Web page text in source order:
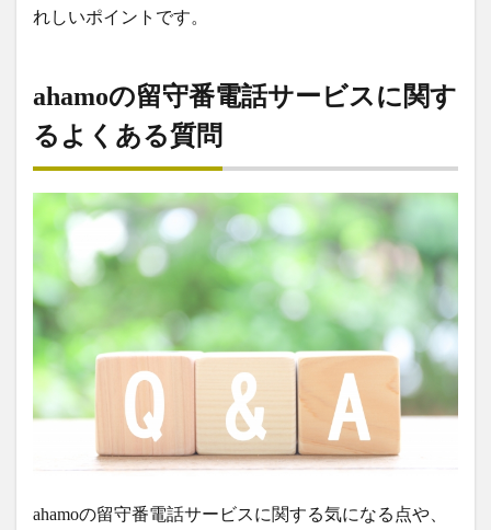
れしいポイントです。
ahamoの留守番電話サービスに関す
るよくある質問
ahamoの留守番電話サービスに関する気になる点や、